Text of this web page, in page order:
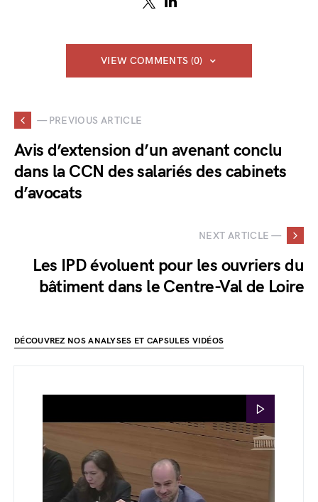
VIEW COMMENTS (0)
— PREVIOUS ARTICLE
Avis d’extension d’un avenant conclu
dans la CCN des salariés des cabinets
d’avocats
NEXT ARTICLE —
Les IPD évoluent pour les ouvriers du
bâtiment dans le Centre-Val de Loire
DÉCOUVREZ NOS ANALYSES ET CAPSULES VIDÉOS